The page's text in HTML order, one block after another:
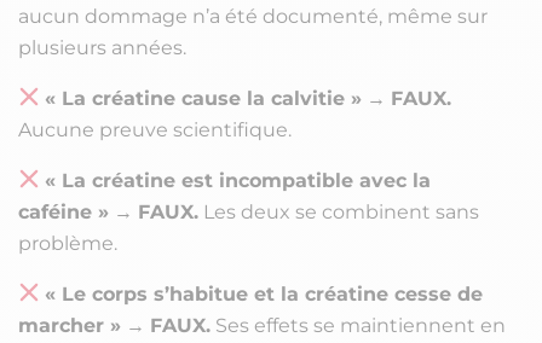
aucun dommage n’a été documenté, même sur
plusieurs années.
« La créatine cause la calvitie » → FAUX.
Aucune preuve scientifique.
« La créatine est incompatible avec la
caféine » → FAUX. Les deux se combinent sans
problème.
« Le corps s’habitue et la créatine cesse de
marcher » → FAUX. Ses effets se maintiennent en